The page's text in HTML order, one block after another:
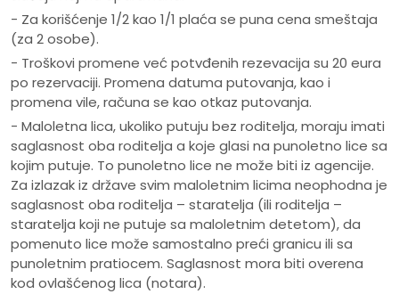
- Za korišćenje 1/2 kao 1/1 plaća se puna cena smeštaja
(za 2 osobe).
- Troškovi promene već potvđenih rezevacija su 20 eura
po rezervaciji. Promena datuma putovanja, kao i
promena vile, računa se kao otkaz putovanja.
- Maloletna lica, ukoliko putuju bez roditelja, moraju imati
saglasnost oba roditelja a koje glasi na punoletno lice sa
kojim putuje. To punoletno lice ne može biti iz agencije.
Za izlazak iz države svim maloletnim licima neophodna je
saglasnost oba roditelja – staratelja (ili roditelja –
staratelja koji ne putuje sa maloletnim detetom), da
pomenuto lice može samostalno preći granicu ili sa
punoletnim pratiocem. Saglasnost mora biti overena
kod ovlašćenog lica (notara).